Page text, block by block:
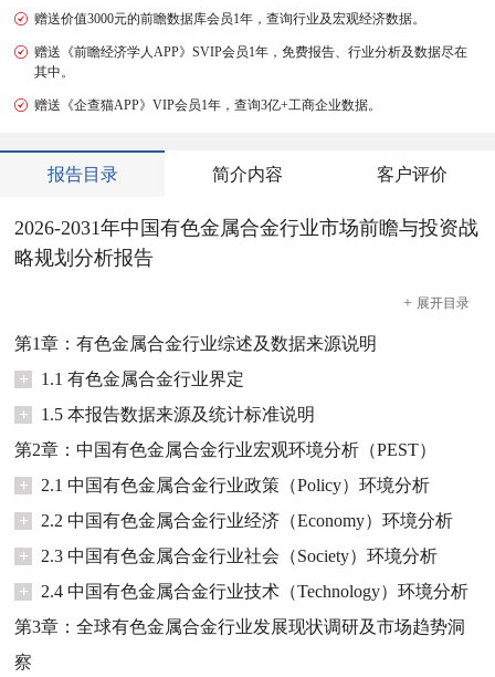
赠送价值3000元的前瞻数据库会员1年，查询行业及宏观经济数据。
赠送《前瞻经济学人APP》SVIP会员1年，免费报告、行业分析及数据尽在
其中。
赠送《企查猫APP》VIP会员1年，查询3亿+工商企业数据。
报告目录 简介内容 客户评价
2026-2031年中国有色金属合金行业市场前瞻与投资战
略规划分析报告
+ 展开目录
第1章：有色金属合金行业综述及数据来源说明
+
1.1 有色金属合金行业界定
+
1.5 本报告数据来源及统计标准说明
第2章：中国有色金属合金行业宏观环境分析（PEST）
+
2.1 中国有色金属合金行业政策（Policy）环境分析
+
2.2 中国有色金属合金行业经济（Economy）环境分析
+
2.3 中国有色金属合金行业社会（Society）环境分析
+
2.4 中国有色金属合金行业技术（Technology）环境分析
第3章：全球有色金属合金行业发展现状调研及市场趋势洞
察